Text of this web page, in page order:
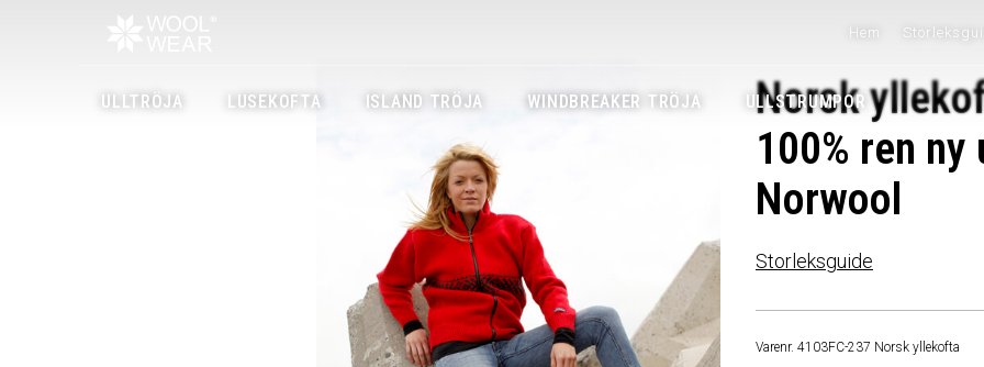
Hem
ULLTRÖJA LUSEKOFTA ISLAND TRÖJA WINDBREAKER TRÖJA ULLSTRUMPOR
Norsk
100% ren
Norwool
Storleksguide
Varenr. 4103FC-237 Norsk yllekofta